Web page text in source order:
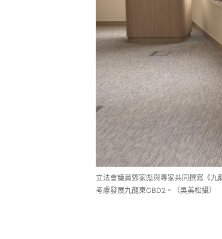
立法會議員鄧家彪與專家共同撰寫《
考慮發展九龍東CBD2。（吳美松攝）